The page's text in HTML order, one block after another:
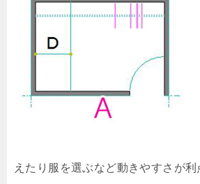
えたり服を選ぶなど動きやすさが利